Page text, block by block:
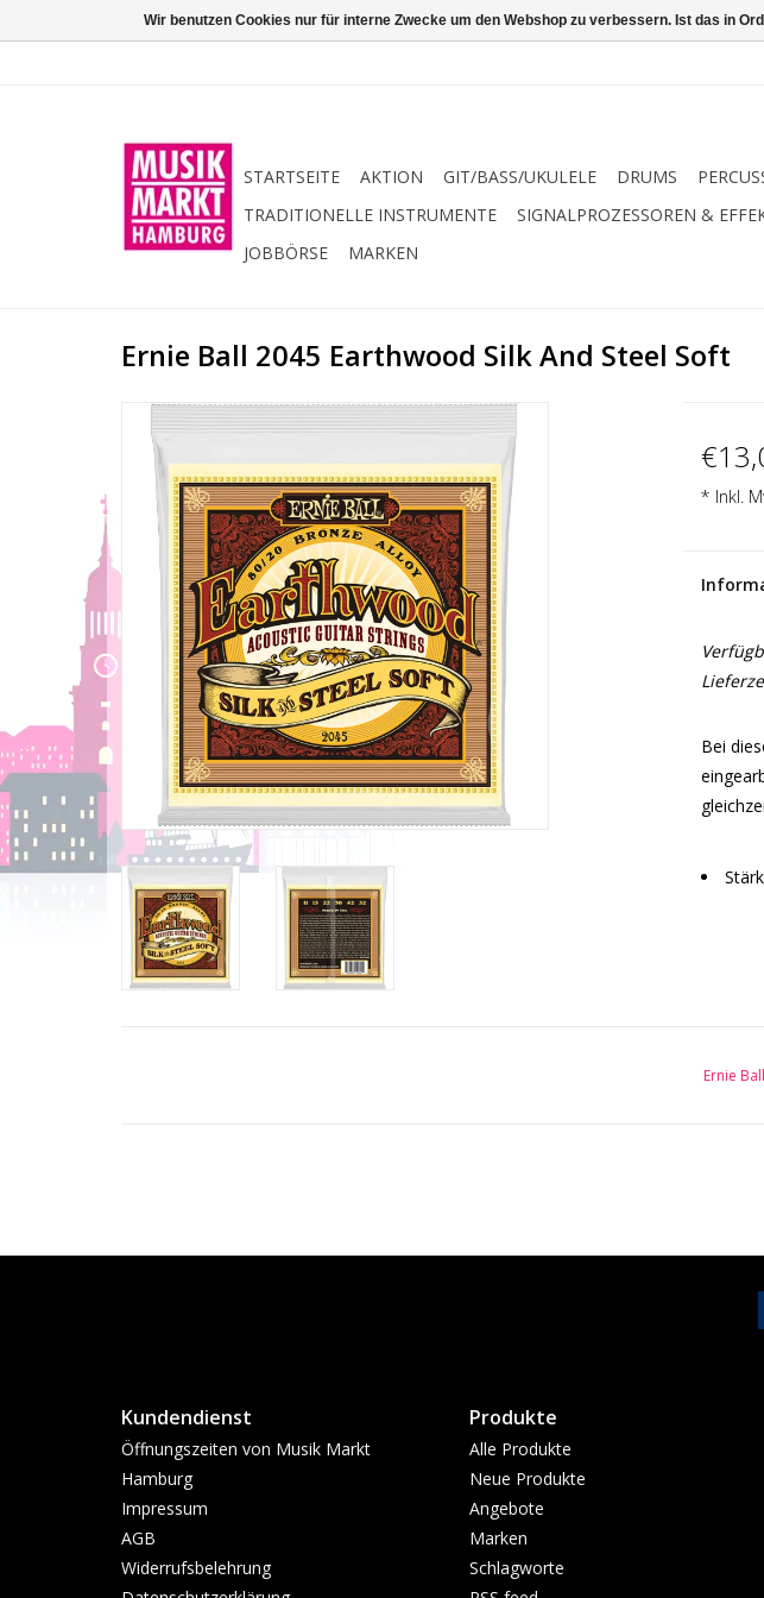
STARTSEITE AKTION GIT/BASS/UKULELE DRUMS
TRADITIONELLE INSTRUMENTE
SIGNALPROZESSOREN &
JOBBÖRSE
MARKEN
Ernie Ball 2045 Earthwood Silk And Steel Soft
* Inkl.
Bei
Ernie Ball
Kundendienst
Öffnungszeiten von Musik Markt
Hamburg
Impressum
AGB
Widerrufsbelehrung
Produkte
Alle Produkte
Neue Produkte
Angebote
Marken
Schlagworte
Wir benutzen Cookies nur für interne Zwecke um den Webshop zu verbessern. Ist das in